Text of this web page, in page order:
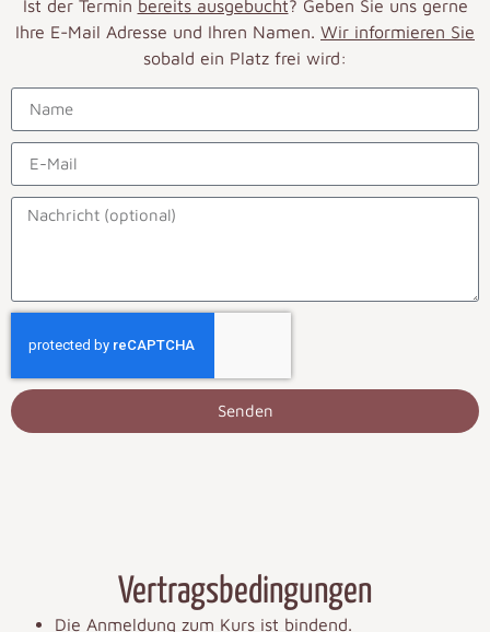
Ist der Termin bereits ausgebucht? Geben Sie uns gerne
Ihre E-Mail Adresse und Ihren Namen. Wir informieren Sie
sobald ein Platz frei wird:
Senden
Vertragsbedingungen
Die Anmeldung zum Kurs ist bindend.